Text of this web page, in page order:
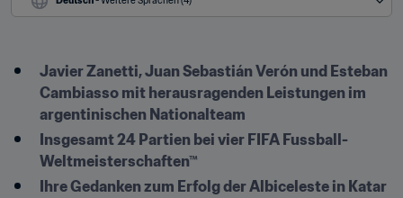
Javier Zanetti, Juan Sebastián Verón und Esteban
Cambiasso mit herausragenden Leistungen im
argentinischen Nationalteam
Insgesamt 24 Partien bei vier FIFA Fussball-
Weltmeisterschaften™
Ihre Gedanken zum Erfolg der Albiceleste in Katar